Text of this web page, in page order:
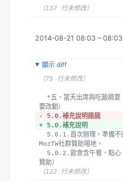
（137 行未修改）
2014-08-21 08:03 – 08:03
顯示 diff
（75 行未修改）
要改動）
- 5.0.補充說明餓餓
+ 5.0.補充說明
MozTW社群贊助場地。
贊助）
（122 行未修改）